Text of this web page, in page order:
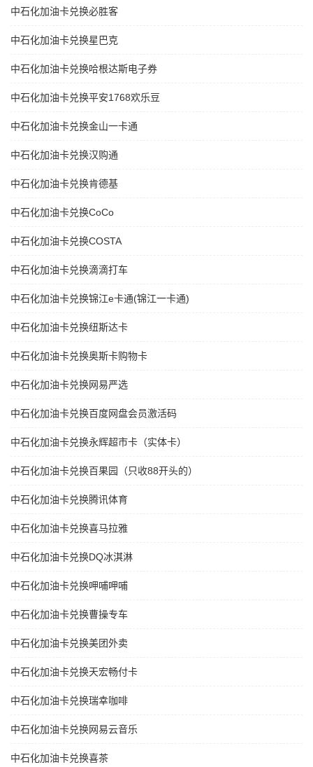
中石化加油卡兑换必胜客
中石化加油卡兑换星巴克
中石化加油卡兑换哈根达斯电子券
中石化加油卡兑换平安1768欢乐豆
中石化加油卡兑换金山一卡通
中石化加油卡兑换汉购通
中石化加油卡兑换肯德基
中石化加油卡兑换CoCo
中石化加油卡兑换COSTA
中石化加油卡兑换滴滴打车
中石化加油卡兑换锦江e卡通(锦江一卡通)
中石化加油卡兑换纽斯达卡
中石化加油卡兑换奥斯卡购物卡
中石化加油卡兑换网易严选
中石化加油卡兑换百度网盘会员激活码
中石化加油卡兑换永辉超市卡（实体卡）
中石化加油卡兑换百果园（只收88开头的）
中石化加油卡兑换腾讯体育
中石化加油卡兑换喜马拉雅
中石化加油卡兑换DQ冰淇淋
中石化加油卡兑换呷哺呷哺
中石化加油卡兑换曹操专车
中石化加油卡兑换美团外卖
中石化加油卡兑换天宏畅付卡
中石化加油卡兑换瑞幸咖啡
中石化加油卡兑换网易云音乐
中石化加油卡兑换喜茶